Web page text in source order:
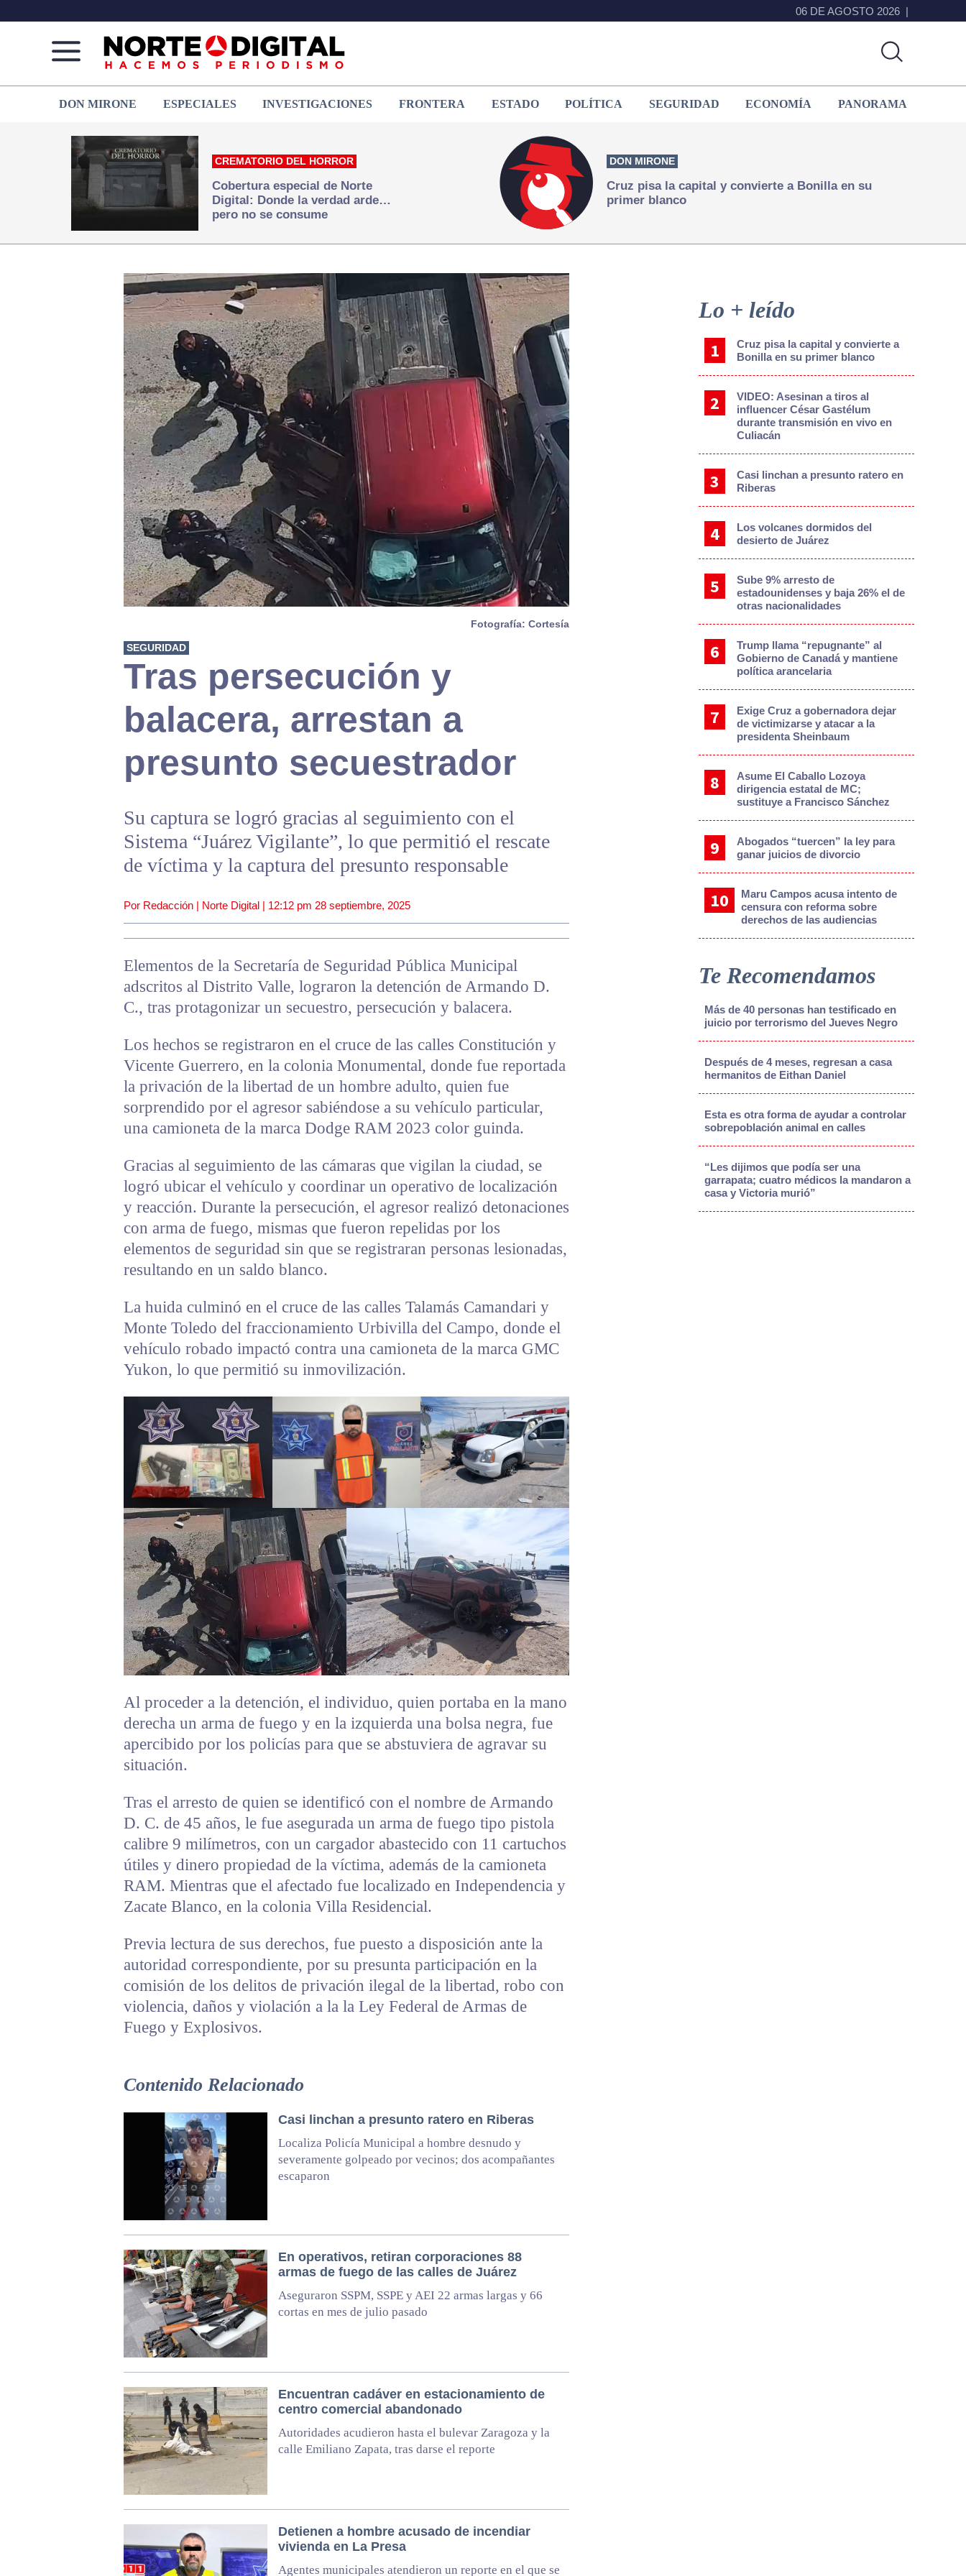
06 DE AGOSTO 2026
de
Juárez
que
hacemos periodismo
DON MIRONE ESPECIALES INVESTIGACIONES FRONTERA ESTADO POLÍTICA SEGURIDAD ECONOMÍA PANORAMA
CREMATORIO DEL HORROR
Cobertura especial de Norte
Digital: Donde la verdad arde…
pero no se consume
DON MIRONE
Cruz pisa la capital y convierte a Bonilla en su
primer blanco
Fotografía: Cortesía
SEGURIDAD
Tras persecución y
balacera, arrestan a
presunto secuestrador
Su captura se logró gracias al seguimiento con el
Sistema “Juárez Vigilante”, lo que permitió el rescate
de víctima y la captura del presunto responsable
Por Redacción | Norte Digital | 12:12 pm 28 septiembre, 2025
Elementos de la Secretaría de Seguridad Pública Municipal
adscritos al Distrito Valle, lograron la detención de Armando D.
C., tras protagonizar un secuestro, persecución y balacera.
Los hechos se registraron en el cruce de las calles Constitución y
Vicente Guerrero, en la colonia Monumental, donde fue reportada
la privación de la libertad de un hombre adulto, quien fue
sorprendido por el agresor sabiéndose a su vehículo particular,
una camioneta de la marca Dodge RAM 2023 color guinda.
Gracias al seguimiento de las cámaras que vigilan la ciudad, se
logró ubicar el vehículo y coordinar un operativo de localización
y reacción. Durante la persecución, el agresor realizó detonaciones
con arma de fuego, mismas que fueron repelidas por los
elementos de seguridad sin que se registraran personas lesionadas,
resultando en un saldo blanco.
La huida culminó en el cruce de las calles Talamás Camandari y
Monte Toledo del fraccionamiento Urbivilla del Campo, donde el
vehículo robado impactó contra una camioneta de la marca GMC
Yukon, lo que permitió su inmovilización.
Al proceder a la detención, el individuo, quien portaba en la mano
derecha un arma de fuego y en la izquierda una bolsa negra, fue
apercibido por los policías para que se abstuviera de agravar su
situación.
Tras el arresto de quien se identificó con el nombre de Armando
D. C. de 45 años, le fue asegurada un arma de fuego tipo pistola
calibre 9 milímetros, con un cargador abastecido con 11 cartuchos
útiles y dinero propiedad de la víctima, además de la camioneta
RAM. Mientras que el afectado fue localizado en Independencia y
Zacate Blanco, en la colonia Villa Residencial.
Previa lectura de sus derechos, fue puesto a disposición ante la
autoridad correspondiente, por su presunta participación en la
comisión de los delitos de privación ilegal de la libertad, robo con
violencia, daños y violación a la la Ley Federal de Armas de
Fuego y Explosivos.
Contenido Relacionado
Casi linchan a presunto ratero en Riberas
Localiza Policía Municipal a hombre desnudo y
severamente golpeado por vecinos; dos acompañantes
escaparon
En operativos, retiran corporaciones 88
armas de fuego de las calles de Juárez
Aseguraron SSPM, SSPE y AEI 22 armas largas y 66
cortas en mes de julio pasado
Encuentran cadáver en estacionamiento de
centro comercial abandonado
Autoridades acudieron hasta el bulevar Zaragoza y la
calle Emiliano Zapata, tras darse el reporte
Detienen a hombre acusado de incendiar
vivienda en La Presa
Agentes municipales atendieron un reporte en el que se
Sidebar
Lo + leído
Cruz pisa la capital y convierte a
Bonilla en su primer blanco
VIDEO: Asesinan a tiros al
influencer César Gastélum
durante transmisión en vivo en
Culiacán
Casi linchan a presunto ratero en
Riberas
Los volcanes dormidos del
desierto de Juárez
Sube 9% arresto de
estadounidenses y baja 26% el de
otras nacionalidades
Trump llama “repugnante” al
Gobierno de Canadá y mantiene
política arancelaria
Exige Cruz a gobernadora dejar
de victimizarse y atacar a la
presidenta Sheinbaum
Asume El Caballo Lozoya
dirigencia estatal de MC;
sustituye a Francisco Sánchez
Abogados “tuercen” la ley para
ganar juicios de divorcio
Maru Campos acusa intento de
censura con reforma sobre
derechos de las audiencias
Te Recomendamos
Más de 40 personas han testificado en
juicio por terrorismo del Jueves Negro
Después de 4 meses, regresan a casa
hermanitos de Eithan Daniel
Esta es otra forma de ayudar a controlar
sobrepoblación animal en calles
“Les dijimos que podía ser una
garrapata; cuatro médicos la mandaron a
casa y Victoria murió”